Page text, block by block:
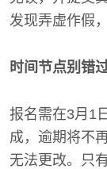
发现弄虚作假
时间节点别错
报名需在3月1
成，逾期将不
无法更改。只